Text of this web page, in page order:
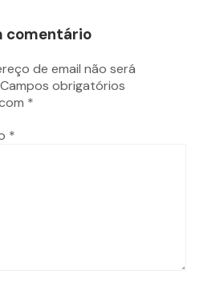
comentário
de email não será
Campos obrigatórios
*
*